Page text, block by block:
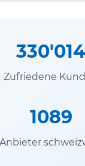
330'014
Zufriedene
1089
Anbieter